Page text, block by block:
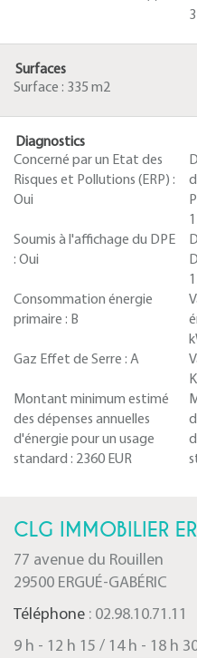
Surfaces
Surface : 335 m2
Diagnostics
Concerné par un Etat des
Risques et Pollutions (ERP) :
Oui
Soumis à l'affichage du DPE
: Oui
Consommation énergie
primaire : B
Gaz Effet de Serre : A
Montant minimum estimé
des dépenses annuelles
d'énergie pour un usage
standard : 2360 EUR
CLG IMMOBILIER
77 avenue du Rouillen
29500 ERGUÉ-GABÉRIC
Téléphone : 02.98.10.71.11
9 h - 12 h 15 / 14 h - 18 h